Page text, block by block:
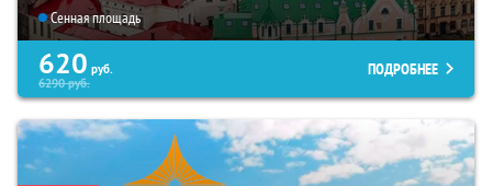
Сенная площадь
620 руб.
6290руб.
ПОДРОБНЕЕ